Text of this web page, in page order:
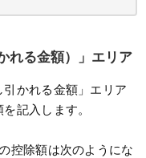
れる金額）」エリア
かれる金額」エリア
記入します。
控除額は次のようにな